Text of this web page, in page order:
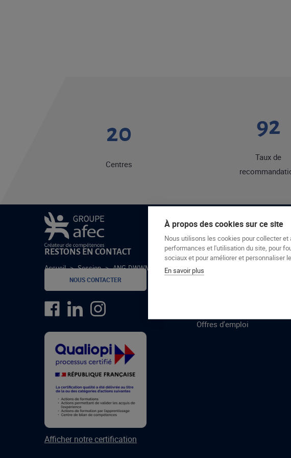
Le groupe Afec Formations
Accueil > Session > ANG-DWWM-24-1-C
20
Centres
92
Taux de
RESTONS EN CONTACT
NOUS CONTACTER
Afficher notre certification
GROUPE AFEC
Formations
Offres d'emploi
À propos des cookies sur ce site
Nous utilisons les cookies pour collecter
performances et l'utilisation du site, pour
sociaux et pour améliorer et personnaliser
En savoir plus